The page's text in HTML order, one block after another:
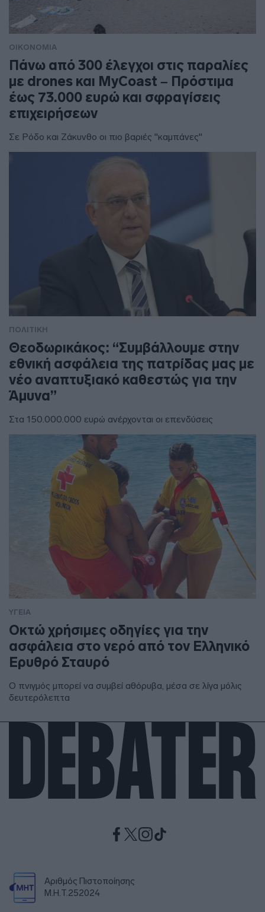
ΟΙΚΟΝΟΜΙΑ
Πάνω από 300 έλεγχοι στις παραλίες
με drones και MyCoast – Πρόστιμα
έως 73.000 ευρώ και σφραγίσεις
επιχειρήσεων
Σε Ρόδο και Ζάκυνθο οι πιο βαριές "καμπάνες"
ΠΟΛΙΤΙΚΗ
Θεοδωρικάκος: “Συμβάλλουμε στην
εθνική ασφάλεια της πατρίδας μας με
νέο αναπτυξιακό καθεστώς για την
Άμυνα”
Στα 150.000.000 ευρώ ανέρχονται οι επενδύσεις
ΥΓΕΙΑ
Οκτώ χρήσιμες οδηγίες για την
ασφάλεια στο νερό από τον Ελληνικό
Ερυθρό Σταυρό
Ο πνιγμός μπορεί να συμβεί αθόρυβα, μέσα σε λίγα μόλις
δευτερόλεπτα
Αριθμός Πιστοποίησης
Μ.Η.Τ.252024